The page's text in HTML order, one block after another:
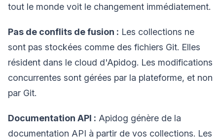
tout le monde voit le changement immédiatement.
Pas de conflits de fusion : Les collections ne
sont pas stockées comme des fichiers Git. Elles
résident dans le cloud d'Apidog. Les modifications
concurrentes sont gérées par la plateforme, et non
par Git.
Documentation API : Apidog génère de la
documentation API à partir de vos collections. Les